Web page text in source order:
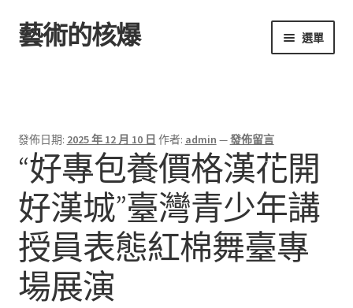
跳
至
跳
至
藝術的核爆 選單
發佈日期: 2025 年 12 月 10 日 作者: admin —發佈留言
“好專包養價格漢花開
好漢城”臺灣青少年講
授員表態紅棉舞臺專
場展演